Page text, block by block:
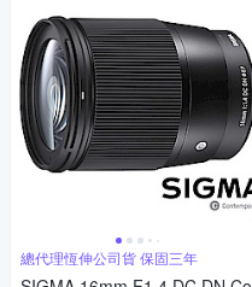
總代理恆伸公司貨 保固三年